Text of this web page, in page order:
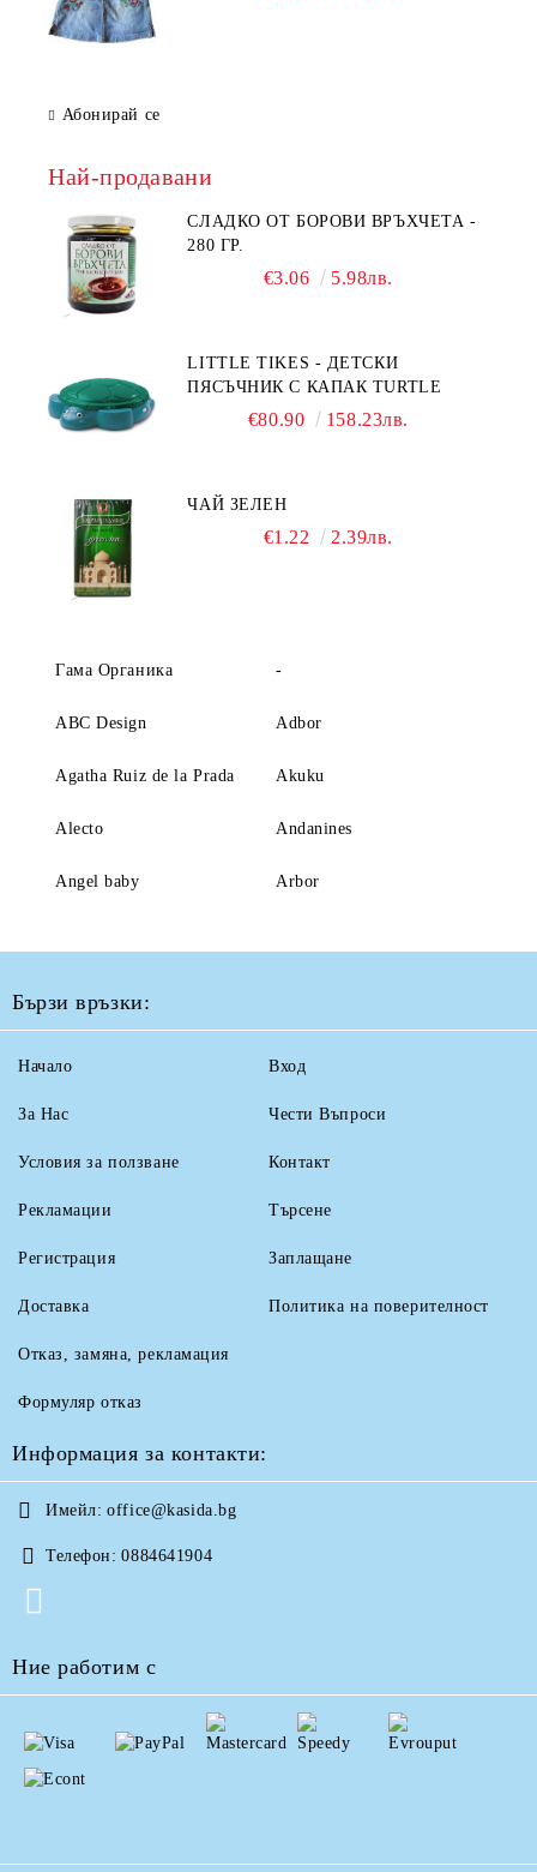
Абонирай се
Най-продавани
СЛАДКО ОТ БОРОВИ ВРЪХЧЕТА -
280 ГР.
€3.06 5.98лв.
LITTLE TIKES - ДЕТСКИ
ПЯСЪЧНИК С КАПАК TURTLE
€80.90 158.23лв.
ЧАЙ ЗЕЛЕН
€1.22 2.39лв.
Гама Органика -
ABC Design Adbor
Agatha Ruiz de la Prada Akuku
Alecto Andanines
Angel baby Arbor
Бързи връзки:
Начало
За Нас
Условия за ползване
Рекламации
Вход
Чести Въпроси
Контакт
Търсене
Регистрация
Доставка
Отказ, замяна, рекламация
Формуляр отказ
Заплащане
Политика на поверителност
Информация за контакти:
Имейл: office@kasida.bg
Телефон: 0884641904
Ние работим с